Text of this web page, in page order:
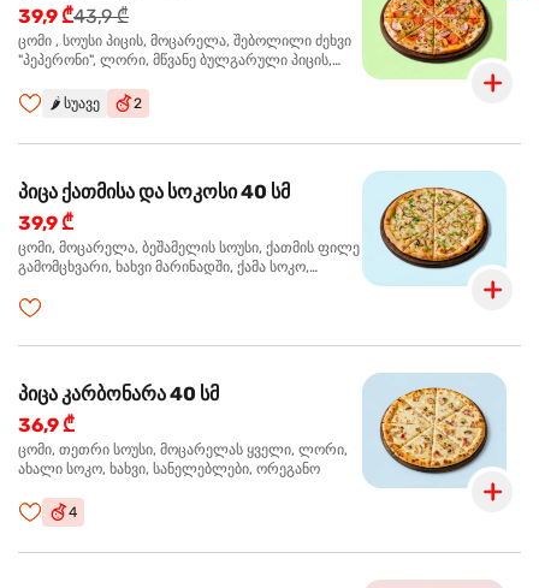
39,9 ₾43,9 ₾
ცომი , სოუსი პიცის, მოცარელა, შებოლილი ძეხვი
"პეპერონი", ლორი, მწვანე ბულგარული პიცის,
🌶️ სუავე 2
პიცა ქათმისა და სოკოსი 40 სმ
39,9 ₾
ცომი, მოცარელა, ბეშამელის სოუსი, ქათმის ფილე
გამომცხვარი, ხახვი მარინადში, ქამა სოკო,
პიცა კარბონარა 40 სმ
36,9 ₾
ცომი, თეთრი სოუსი, მოცარელას ყველი, ლორი,
ახალი სოკო, ხახვი, სანელებლები, ორეგანო
4